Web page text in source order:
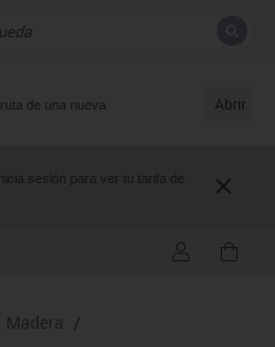
de una nueva
Abrir
sesión para ver tu tarifa de
de la búsqueda
Madera /